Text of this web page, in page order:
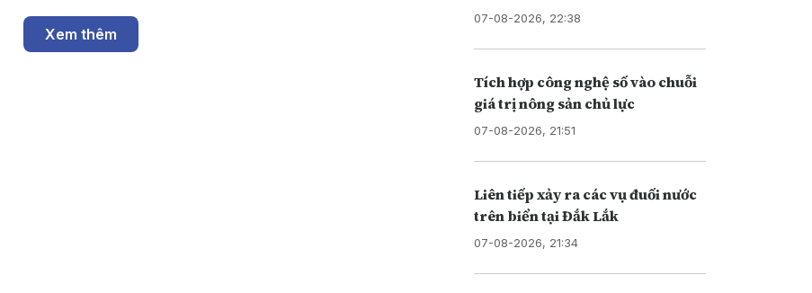
Xem thêm
07-08-2026, 22:38
Tích hợp công nghệ số vào chuỗi
giá trị nông sản chủ lực
07-08-2026, 21:51
Liên tiếp xảy ra các vụ đuối nước
trên biển tại Đắk Lắk
07-08-2026, 21:34